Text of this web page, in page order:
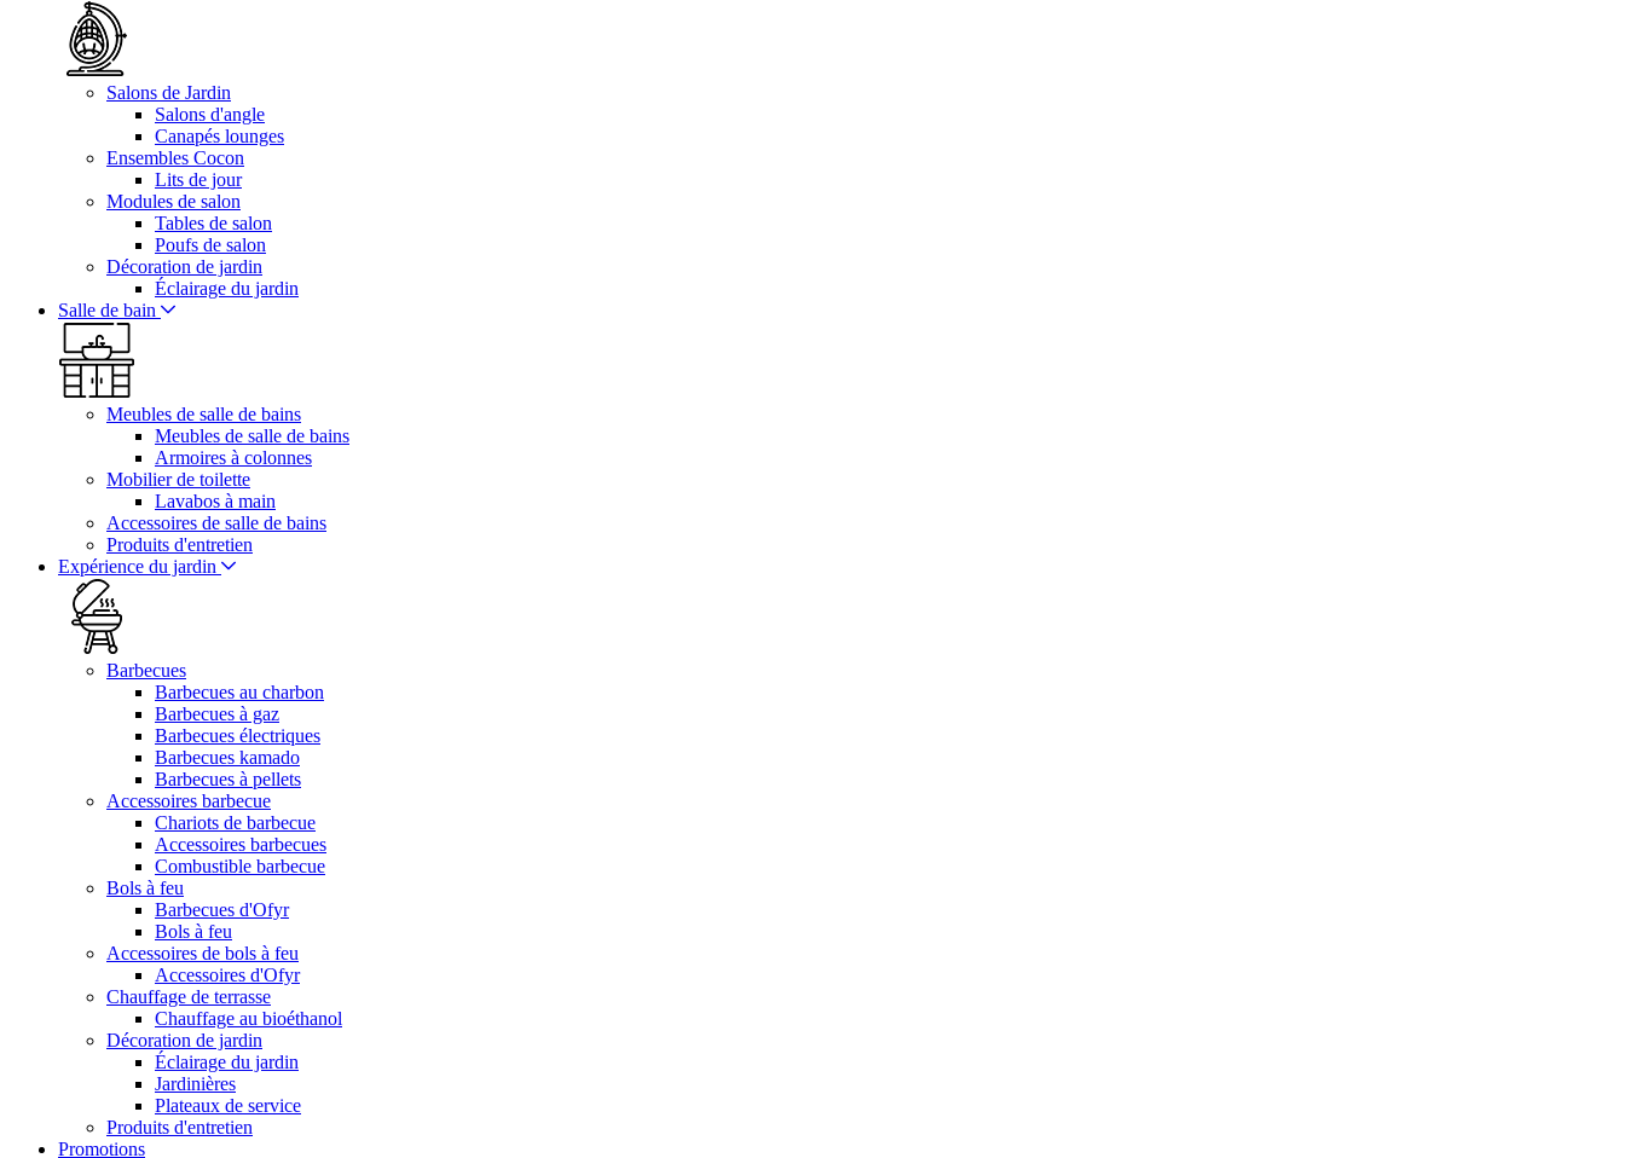
Salons de Jardin
Salons d'angle
Canapés lounges
Ensembles Cocon
Lits de jour
Modules de salon
Tables de salon
Poufs de salon
Décoration de jardin
Éclairage du jardin
Salle de bain
Meubles de salle de bains
Meubles de salle de bains
Armoires à colonnes
Mobilier de toilette
Lavabos à main
Accessoires de salle de bains
Produits d'entretien
Expérience du jardin
Barbecues
Barbecues au charbon
Barbecues à gaz
Barbecues électriques
Barbecues kamado
Barbecues à pellets
Accessoires barbecue
Chariots de barbecue
Accessoires barbecues
Combustible barbecue
Bols à feu
Barbecues d'Ofyr
Bols à feu
Accessoires de bols à feu
Accessoires d'Ofyr
Chauffage de terrasse
Chauffage au bioéthanol
Décoration de jardin
Éclairage du jardin
Jardinières
Plateaux de service
Produits d'entretien
Promotions